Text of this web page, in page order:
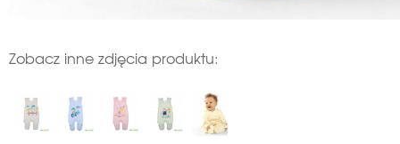
Zobacz inne zdjęcia produktu: